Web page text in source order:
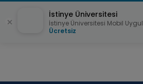
İstinye Üniversitesi
İstinye Üniversitesi Mobil
Ücretsiz